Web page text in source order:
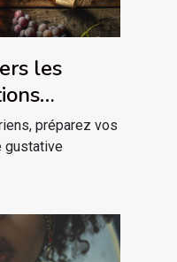
les
préparez vos
gustative